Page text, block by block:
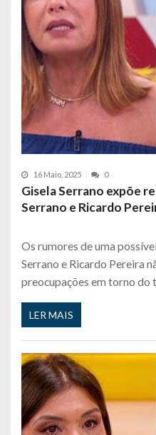
16 Maio, 2025 0
Gisela Serrano expõe
Serrano e Ricardo
Os rumores de uma
Serrano e Ricardo Pereira
preocupações em torno do
LER MAIS